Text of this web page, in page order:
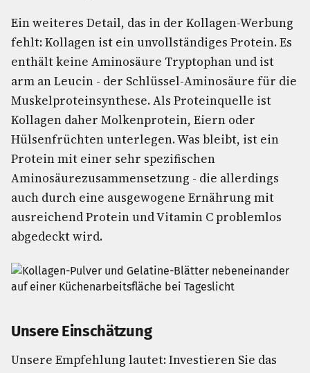
Ein weiteres Detail, das in der Kollagen-Werbung
fehlt: Kollagen ist ein unvollständiges Protein. Es
enthält keine Aminosäure Tryptophan und ist
arm an Leucin - der Schlüssel-Aminosäure für die
Muskelproteinsynthese. Als Proteinquelle ist
Kollagen daher Molkenprotein, Eiern oder
Hülsenfrüchten unterlegen. Was bleibt, ist ein
Protein mit einer sehr spezifischen
Aminosäurezusammensetzung - die allerdings
auch durch eine ausgewogene Ernährung mit
ausreichend Protein und Vitamin C problemlos
abgedeckt wird.
Unsere Einschätzung
Unsere Empfehlung lautet: Investieren Sie das